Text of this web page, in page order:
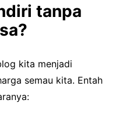
tanpa
kita menjadi
semau kita. Entah